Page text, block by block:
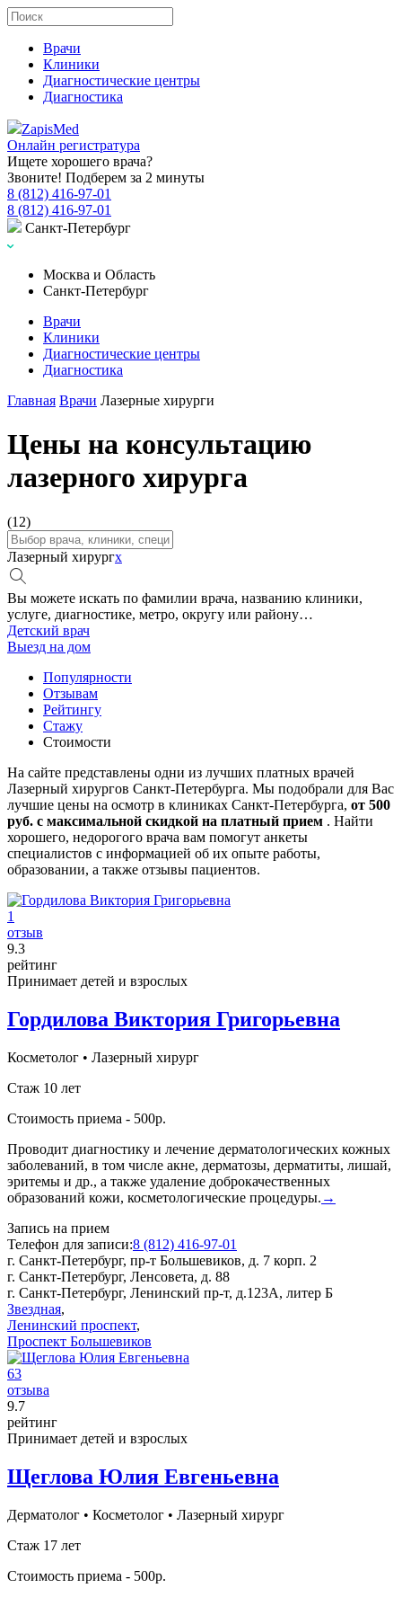
Врачи
Клиники
Диагностические центры
Диагностика
ZapisMed
Онлайн регистратура
Ищете хорошего врача?
Звоните! Подберем за 2 минуты
8 (812) 416-97-01
8 (812) 416-97-01
Санкт-Петербург
Москва и Область
Санкт-Петербург
Врачи
Клиники
Диагностические центры
Диагностика
Главная Врачи Лазерные хирурги
Цены на консультацию
лазерного хирурга
(12)
Лазерный хирургx
Вы можете искать по фамилии врача, названию клиники,
услуге, диагностике, метро, округу или району…
Детский врач
Выезд на дом
Популярности
Отзывам
Рейтингу
Стажу
Стоимости
На сайте представлены одни из лучших платных врачей
Лазерный хирургов Санкт-Петербурга. Мы подобрали для Вас
лучшие цены на осмотр в клиниках Санкт-Петербурга, от 500
руб. с максимальной скидкой на платный прием . Найти
хорошего, недорогого врача вам помогут анкеты
специалистов с информацией об их опыте работы,
образовании, а также отзывы пациентов.
1
отзыв
9.3
рейтинг
Принимает детей и взрослых
Гордилова Виктория Григорьевна
Косметолог • Лазерный хирург
Стаж 10 лет
Стоимость приема - 500р.
Проводит диагностику и лечение дерматологических кожных
заболеваний, в том числе акне, дерматозы, дерматиты, лишай,
эритемы и др., а также удаление доброкачественных
образований кожи, косметологические процедуры. →
Запись на прием
Телефон для записи:8 (812) 416-97-01
г. Санкт-Петербург, пр-т Большевиков, д. 7 корп. 2
г. Санкт-Петербург, Ленсовета, д. 88
г. Санкт-Петербург, Ленинский пр-т, д.123А, литер Б
Звездная,
Ленинский проспект,
Проспект Большевиков
63
отзыва
9.7
рейтинг
Принимает детей и взрослых
Щеглова Юлия Евгеньевна
Дерматолог • Косметолог • Лазерный хирург
Стаж 17 лет
Стоимость приема - 500р.